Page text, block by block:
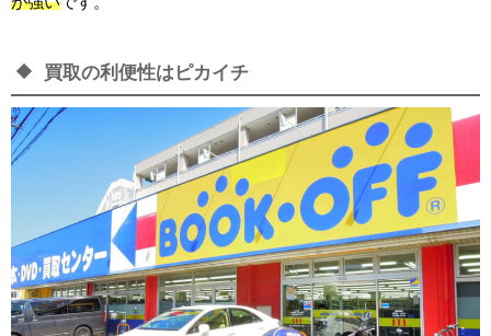
買取の利便性はピカイチ